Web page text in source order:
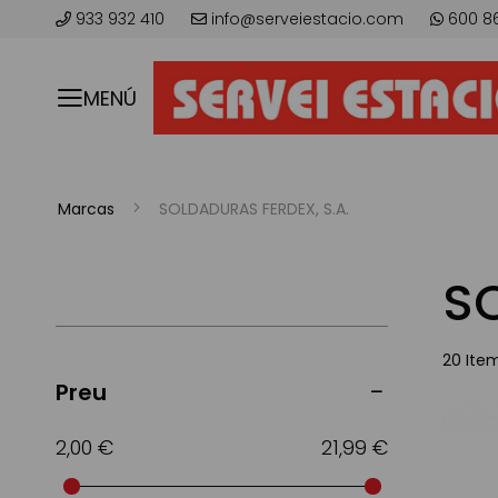
933 932 410 info@serveiestacio.com 600
MENÚ
Marcas SOLDADURAS FERDEX, S.A.
20
Preu
2,00 € 21,99 €